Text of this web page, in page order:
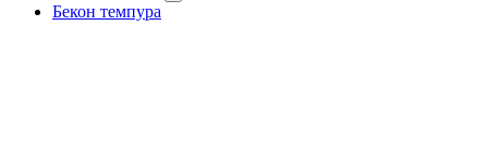
Бекон темпура